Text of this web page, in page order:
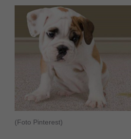
(Foto Pinterest)